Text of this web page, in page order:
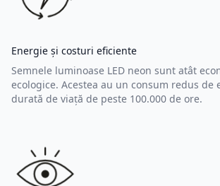
Energie și costuri eficiente
Semnele luminoase LED neon sunt atât
ecologice. Acestea au un consum redus de
durată de viață de peste 100.000 de ore.